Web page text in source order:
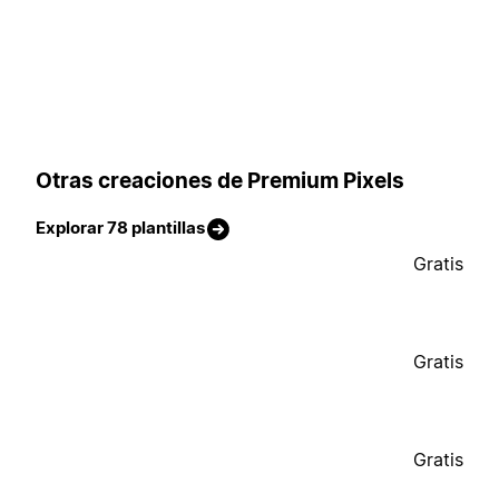
Otras creaciones de Premium Pixels
Explorar 78 plantillas
Gratis
Gratis
Gratis